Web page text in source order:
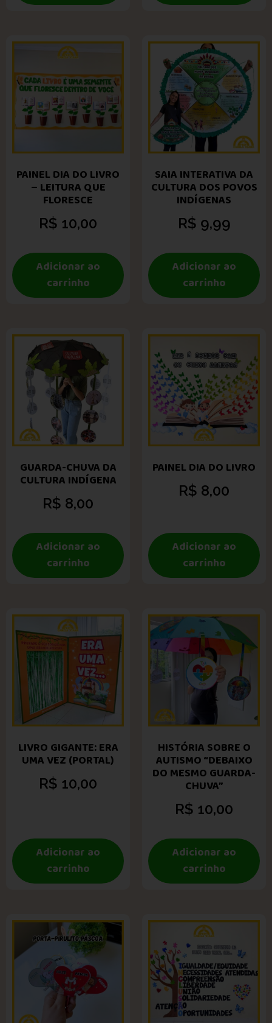
PAINEL DIA DO LIVRO
– LEITURA QUE
FLORESCE
R$ 10,00
Adicionar ao
carrinho
SAIA INTERATIVA DA
CULTURA DOS POVOS
INDÍGENAS
R$ 9,99
Adicionar ao
carrinho
GUARDA-CHUVA DA
CULTURA INDÍGENA
R$ 8,00
Adicionar ao
carrinho
PAINEL DIA DO LIVRO
R$ 8,00
Adicionar ao
carrinho
LIVRO GIGANTE: ERA
UMA VEZ (PORTAL)
R$ 10,00
Adicionar ao
carrinho
HISTÓRIA SOBRE O
AUTISMO “DEBAIXO
DO MESMO GUARDA-
CHUVA”
R$ 10,00
Adicionar ao
carrinho